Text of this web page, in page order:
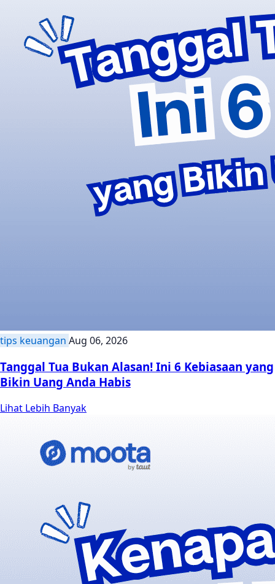
tips keuangan Aug 06, 2026
Tanggal Tua Bukan Alasan! Ini 6 Kebiasaan yang
Bikin Uang Anda Habis
Lihat Lebih Banyak